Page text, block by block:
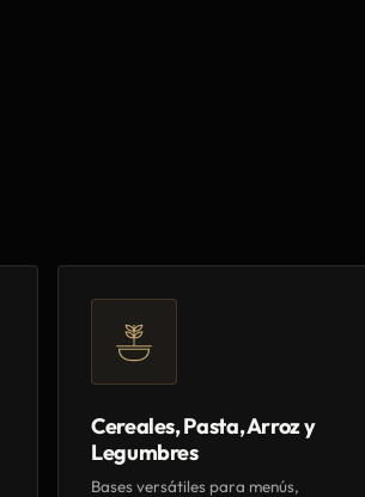
Cereales, Pasta, Arroz y
Legumbres
Bases versátiles para menús,